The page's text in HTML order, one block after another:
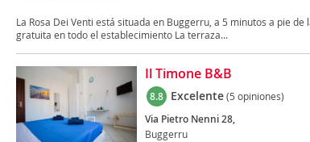
La Rosa Dei Venti está situada en Buggerru, a 5 minutos a pie de
gratuita en todo el establecimiento La terraza...
Il Timone B&B
8.8 Excelente(5 opiniones)
Via Pietro Nenni 28,
Buggerru